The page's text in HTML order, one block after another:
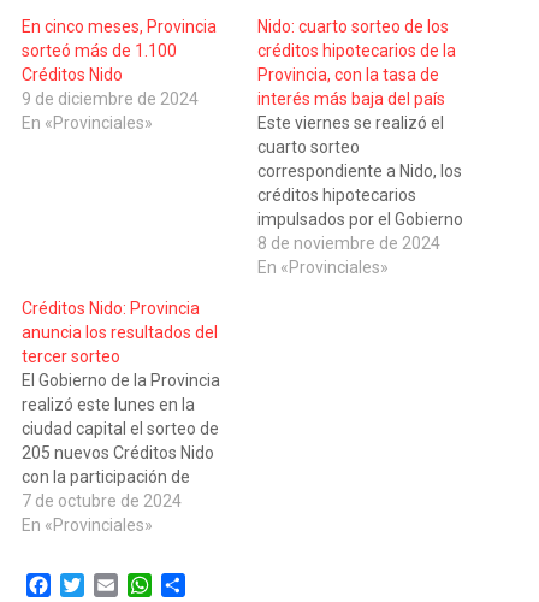
En cinco meses, Provincia
sorteó más de 1.100
Créditos Nido
9 de diciembre de 2024
En «Provinciales»
Nido: cuarto sorteo de los
créditos hipotecarios de la
Provincia, con la tasa de
interés más baja del país
Este viernes se realizó el
cuarto sorteo
correspondiente a Nido, los
créditos hipotecarios
impulsados por el Gobierno
de la Provincia y el Banco
Municipal (BM), que tienen
8 de noviembre de 2024
En «Provinciales»
Créditos Nido: Provincia
anuncia los resultados del
tercer sorteo
El Gobierno de la Provincia
realizó este lunes en la
ciudad capital el sorteo de
205 nuevos Créditos Nido
con la participación de
37.916 vecinos de los 19
departamentos del
acto se desarrolló en la
sede de Lotería de Santa Fe
7 de octubre de 2024
En «Provinciales»
Facebook
TwitterEmail WhatsApp